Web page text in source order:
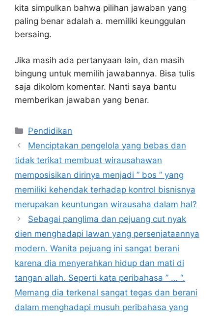
kita simpulkan bahwa pilihan jawaban yang
paling benar adalah a. memiliki keunggulan
bersaing.
Jika masih ada pertanyaan lain, dan masih
bingung untuk memilih jawabannya. Bisa tulis
saja dikolom komentar. Nanti saya bantu
memberikan jawaban yang benar.
Kategori
Pendidikan
Menciptakan pengelola yang bebas dan
tidak terikat membuat wirausahawan
memposisikan dirinya menjadi ” bos ” yang
memiliki kehendak terhadap kontrol bisnisnya
merupakan keuntungan wirausaha dalam hal?
Sebagai panglima dan pejuang cut nyak
dien menghadapi lawan yang persenjataannya
modern. Wanita pejuang ini sangat berani
karena dia menyerahkan hidup dan mati di
tangan allah. Seperti kata peribahasa ” … “.
Memang dia terkenal sangat tegas dan berani
dalam menghadapi musuh peribahasa yang